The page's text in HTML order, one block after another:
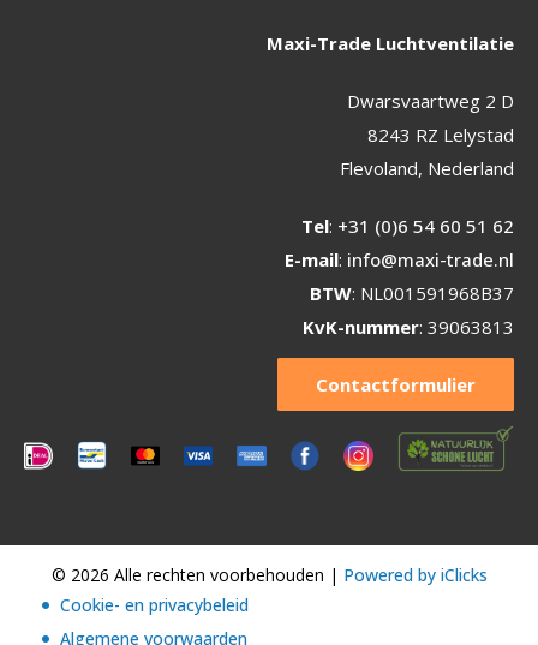
Maxi-Trade Luchtventilatie
Dwarsvaartweg 2 D
8243 RZ Lelystad
Flevoland, Nederland
Tel: +31 (0)6 54 60 51 62
E-mail: info@maxi-trade.nl
BTW: NL001591968B37
KvK-nummer: 39063813
Contactformulier
© 2026 Alle rechten voorbehouden | Powered by iClicks
Cookie- en privacybeleid
Algemene voorwaarden